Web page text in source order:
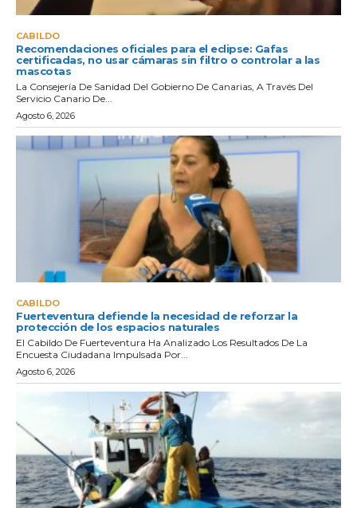
CABILDO
Recomendaciones oficiales para el eclipse: Gafas
certificadas, no usar cámaras sin filtro o controlar a las
mascotas
La Consejería De Sanidad Del Gobierno De Canarias, A Través Del
Servicio Canario De...
Agosto 6, 2026
CABILDO
Fuerteventura defiende la necesidad de reforzar la
protección de los espacios naturales
El Cabildo De Fuerteventura Ha Analizado Los Resultados De La
Encuesta Ciudadana Impulsada Por...
Agosto 6, 2026